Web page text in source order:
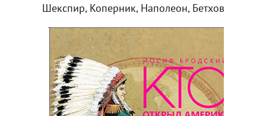
Шекспир, Коперник, Наполеон, Бетховен,